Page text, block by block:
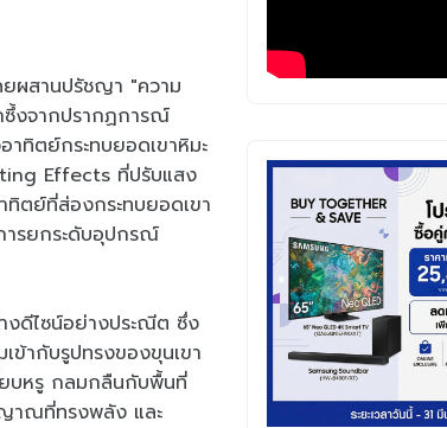
ยผสานปรัชญา "ความ
ซึ้งจากปรากฏการณ์
ทิตย์กระทบยอดเขาหิมะ
Effects ที่ปรับแสง
ทิตย์ที่ส่องกระทบยอดเขา
ารยกระดับอุปกรณ์
งดีไซน์อย่างประณีต ซึ่ง
ข้ากับรูปทรงของขุนเขา
ยบหรู กลมกลืนกับพื้นที่
าณที่ทรงพลัง และ